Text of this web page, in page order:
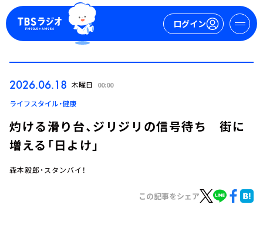
ログイン
ログイン
2026.06.18 木曜日 00:00
ライフスタイル・健康
灼ける滑り台、ジリジリの信号待ち 街に
増える「日よけ」
森本毅郎・スタンバイ！
この記事をシェア